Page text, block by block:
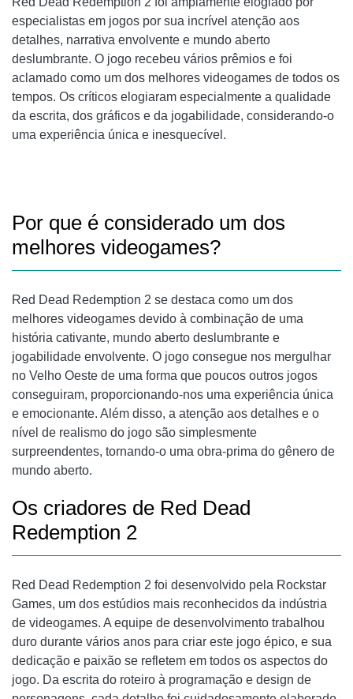
especialistas em jogos por sua incrível atenção aos
detalhes, narrativa envolvente e mundo aberto
deslumbrante. O jogo recebeu vários prêmios e foi
aclamado como um dos melhores videogames de todos os
tempos. Os críticos elogiaram especialmente a qualidade
da escrita, dos gráficos e da jogabilidade, considerando-o
uma experiência única e inesquecível.
Por que é considerado um dos
melhores videogames?
Red Dead Redemption 2 se destaca como um dos
melhores videogames devido à combinação de uma
história cativante, mundo aberto deslumbrante e
jogabilidade envolvente. O jogo consegue nos mergulhar
no Velho Oeste de uma forma que poucos outros jogos
conseguiram, proporcionando-nos uma experiência única
e emocionante. Além disso, a atenção aos detalhes e o
nível de realismo do jogo são simplesmente
surpreendentes, tornando-o uma obra-prima do gênero de
mundo aberto.
Os criadores de Red Dead
Redemption 2
Red Dead Redemption 2 foi desenvolvido pela Rockstar
Games, um dos estúdios mais reconhecidos da indústria
de videogames. A equipe de desenvolvimento trabalhou
duro durante vários anos para criar este jogo épico, e sua
dedicação e paixão se refletem em todos os aspectos do
jogo. Da escrita do roteiro à programação e design de